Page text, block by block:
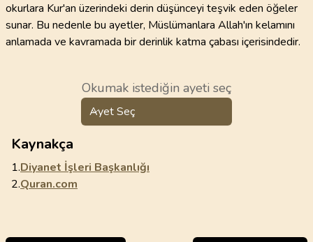
okurlara Kur'an üzerindeki derin düşünceyi teşvik eden öğeler
sunar. Bu nedenle bu ayetler, Müslümanlara Allah'ın kelamını
anlamada ve kavramada bir derinlik katma çabası içerisindedir.
Okumak istediğin ayeti seç
Ayet Seç
Kaynakça
1.Diyanet İşleri Başkanlığı
2.Quran.com